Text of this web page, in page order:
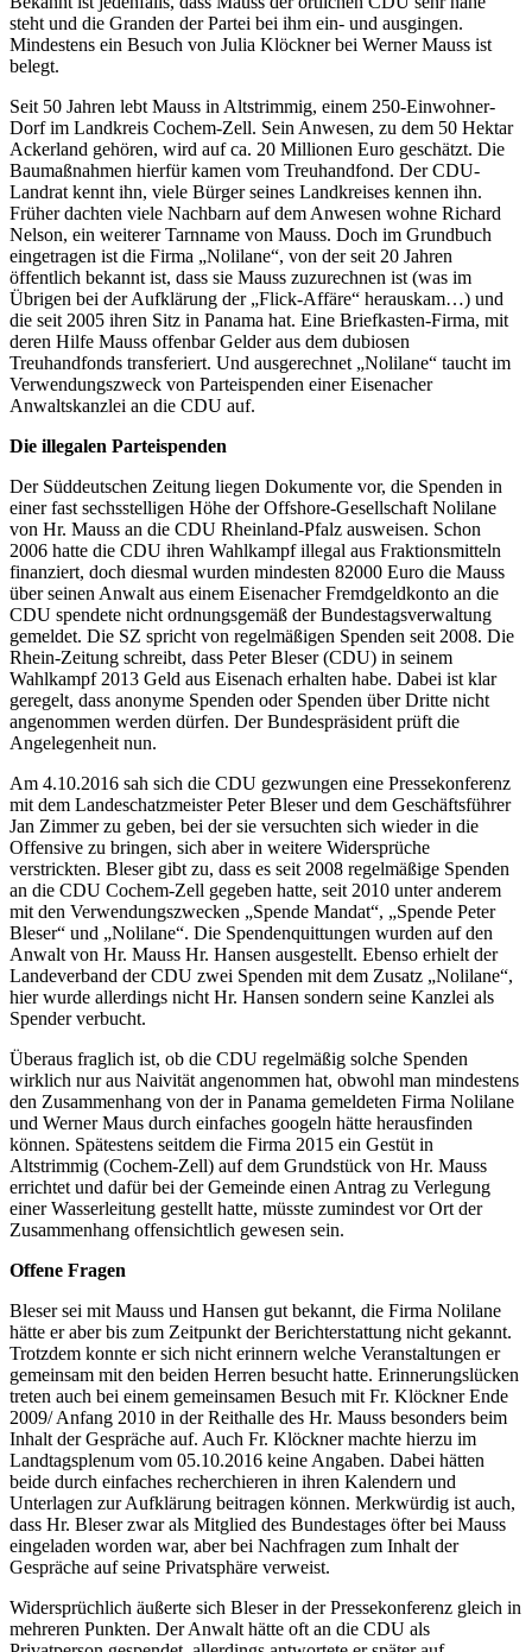
steht und die Granden der Partei bei ihm ein- und ausgingen.
Mindestens ein Besuch von Julia Klöckner bei Werner Mauss ist
belegt.
Seit 50 Jahren lebt Mauss in Altstrimmig, einem 250-Einwohner-
Dorf im Landkreis Cochem-Zell. Sein Anwesen, zu dem 50 Hektar
Ackerland gehören, wird auf ca. 20 Millionen Euro geschätzt. Die
Baumaßnahmen hierfür kamen vom Treuhandfond. Der CDU-
Landrat kennt ihn, viele Bürger seines Landkreises kennen ihn.
Früher dachten viele Nachbarn auf dem Anwesen wohne Richard
Nelson, ein weiterer Tarnname von Mauss. Doch im Grundbuch
eingetragen ist die Firma „Nolilane“, von der seit 20 Jahren
öffentlich bekannt ist, dass sie Mauss zuzurechnen ist (was im
Übrigen bei der Aufklärung der „Flick-Affäre“ herauskam…) und
die seit 2005 ihren Sitz in Panama hat. Eine Briefkasten-Firma, mit
deren Hilfe Mauss offenbar Gelder aus dem dubiosen
Treuhandfonds transferiert. Und ausgerechnet „Nolilane“ taucht im
Verwendungszweck von Parteispenden einer Eisenacher
Anwaltskanzlei an die CDU auf.
Die illegalen Parteispenden
Der Süddeutschen Zeitung liegen Dokumente vor, die Spenden in
einer fast sechsstelligen Höhe der Offshore-Gesellschaft Nolilane
von Hr. Mauss an die CDU Rheinland-Pfalz ausweisen. Schon
2006 hatte die CDU ihren Wahlkampf illegal aus Fraktionsmitteln
finanziert, doch diesmal wurden mindesten 82000 Euro die Mauss
über seinen Anwalt aus einem Eisenacher Fremdgeldkonto an die
CDU spendete nicht ordnungsgemäß der Bundestagsverwaltung
gemeldet. Die SZ spricht von regelmäßigen Spenden seit 2008. Die
Rhein-Zeitung schreibt, dass Peter Bleser (CDU) in seinem
Wahlkampf 2013 Geld aus Eisenach erhalten habe. Dabei ist klar
geregelt, dass anonyme Spenden oder Spenden über Dritte nicht
angenommen werden dürfen. Der Bundespräsident prüft die
Angelegenheit nun.
Am 4.10.2016 sah sich die CDU gezwungen eine Pressekonferenz
mit dem Landeschatzmeister Peter Bleser und dem Geschäftsführer
Jan Zimmer zu geben, bei der sie versuchten sich wieder in die
Offensive zu bringen, sich aber in weitere Widersprüche
verstrickten. Bleser gibt zu, dass es seit 2008 regelmäßige Spenden
an die CDU Cochem-Zell gegeben hatte, seit 2010 unter anderem
mit den Verwendungszwecken „Spende Mandat“, „Spende Peter
Bleser“ und „Nolilane“. Die Spendenquittungen wurden auf den
Anwalt von Hr. Mauss Hr. Hansen ausgestellt. Ebenso erhielt der
Landeverband der CDU zwei Spenden mit dem Zusatz „Nolilane“,
hier wurde allerdings nicht Hr. Hansen sondern seine Kanzlei als
Spender verbucht.
Überaus fraglich ist, ob die CDU regelmäßig solche Spenden
wirklich nur aus Naivität angenommen hat, obwohl man mindestens
den Zusammenhang von der in Panama gemeldeten Firma Nolilane
und Werner Maus durch einfaches googeln hätte herausfinden
können. Spätestens seitdem die Firma 2015 ein Gestüt in
Altstrimmig (Cochem-Zell) auf dem Grundstück von Hr. Mauss
errichtet und dafür bei der Gemeinde einen Antrag zu Verlegung
einer Wasserleitung gestellt hatte, müsste zumindest vor Ort der
Zusammenhang offensichtlich gewesen sein.
Offene Fragen
Bleser sei mit Mauss und Hansen gut bekannt, die Firma Nolilane
hätte er aber bis zum Zeitpunkt der Berichterstattung nicht gekannt.
Trotzdem konnte er sich nicht erinnern welche Veranstaltungen er
gemeinsam mit den beiden Herren besucht hatte. Erinnerungslücken
treten auch bei einem gemeinsamen Besuch mit Fr. Klöckner Ende
2009/ Anfang 2010 in der Reithalle des Hr. Mauss besonders beim
Inhalt der Gespräche auf. Auch Fr. Klöckner machte hierzu im
Landtagsplenum vom 05.10.2016 keine Angaben. Dabei hätten
beide durch einfaches recherchieren in ihren Kalendern und
Unterlagen zur Aufklärung beitragen können. Merkwürdig ist auch,
dass Hr. Bleser zwar als Mitglied des Bundestages öfter bei Mauss
eingeladen worden war, aber bei Nachfragen zum Inhalt der
Gespräche auf seine Privatsphäre verweist.
Widersprüchlich äußerte sich Bleser in der Pressekonferenz gleich in
mehreren Punkten. Der Anwalt hätte oft an die CDU als